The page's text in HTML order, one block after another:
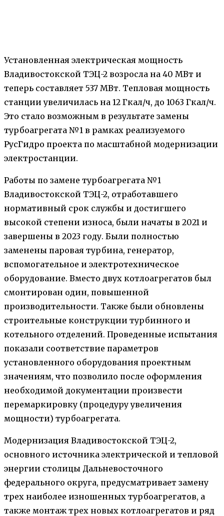
Установленная электрическая мощность
Владивостокской ТЭЦ-2 возросла на 40 МВт и
теперь составляет 537 МВт. Тепловая мощность
станции увеличилась на 12 Гкал/ч, до 1063 Гкал/ч.
Это стало возможным в результате замены
турбоагрегата №1 в рамках реализуемого
РусГидро проекта по масштабной модернизации
электростанции.
Работы по замене турбоагрегата №1
Владивостокской ТЭЦ-2, отработавшего
нормативный срок службы и достигшего
высокой степени износа, были начаты в 2021 и
завершены в 2023 году. Были полностью
заменены паровая турбина, генератор,
вспомогательное и электротехническое
оборудование. Вместо двух котлоагрегатов был
смонтирован один, повышенной
производительности. Также были обновлены
строительные конструкции турбинного и
котельного отделений. Проведенные испытания
показали соответствие параметров
установленного оборудования проектным
значениям, что позволило после оформления
необходимой документации произвести
перемаркировку (процедуру увеличения
мощности) турбоагрегата.
Модернизация Владивостокской ТЭЦ-2,
основного источника электрической и тепловой
энергии столицы Дальневосточного
федерального округа, предусматривает замену
трех наиболее изношенных турбоагрегатов, а
также монтаж трех новых котлоагрегатов и ряд